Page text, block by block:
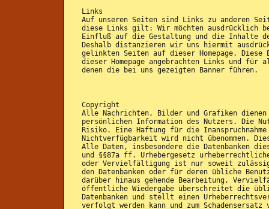
Links
Auf unseren Seiten sind Links zu anderen
diese Links gilt: Wir möchten ausdrücklich
Einfluß auf die Gestaltung und die Inhalte
Deshalb distanzieren wir uns hiermit
gelinkten Seiten auf dieser Homepage.
dieser Homepage angebrachten Links und
denen die bei uns gezeigten Banner führen.
Copyright
Alle Nachrichten, Bilder und Grafiken
persönlichen Information des Nutzers. Die
Risiko. Eine Haftung für die
Nichtverfügbarkeit wird nicht übenommen.
Alle Daten, insbesondere die Datenbanken
und §§87a ff. Urhebergesetz
oder Vervielfältigung ist nur soweit
den Datenbanken oder für deren übliche
darüber hinaus gehende Bearbeitung,
öffentliche Wiedergabe überschreitet die
Datenbanken und stellt einen
verfolgt werden kann und zum